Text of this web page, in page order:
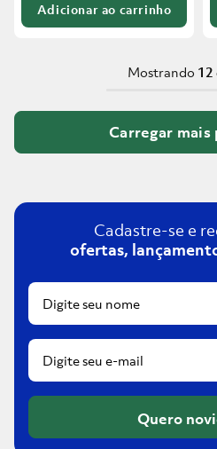
Adicionar ao carrinho
Mostrando 12
Cadastre-se e
ofertas,
Quero